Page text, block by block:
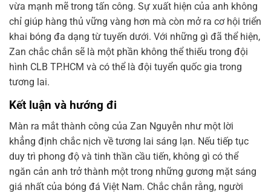
vừa mạnh mẽ trong tấn công. Sự xuất hiện của anh không
chỉ giúp hàng thủ vững vàng hơn mà còn mở ra cơ hội triển
khai bóng đa dạng từ tuyến dưới. Với những gì đã thể hiện,
Zan chắc chắn sẽ là một phần không thể thiếu trong đội
hình CLB TP.HCM và có thể là đội tuyển quốc gia trong
tương lai.
Kết luận và hướng đi
Màn ra mắt thành công của Zan Nguyễn như một lời
khẳng định chắc nịch về tương lai sáng lạn. Nếu tiếp tục
duy trì phong độ và tinh thần cầu tiến, không gì có thể
ngăn cản anh trở thành một trong những gương mặt sáng
giá nhất của bóng đá Việt Nam. Chắc chắn rằng, người